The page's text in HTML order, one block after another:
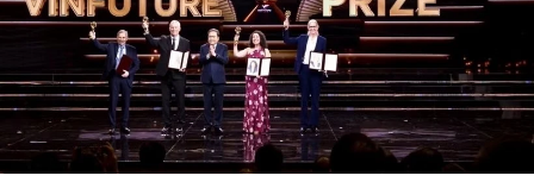
友谊桥梁
史海
多功能媒体